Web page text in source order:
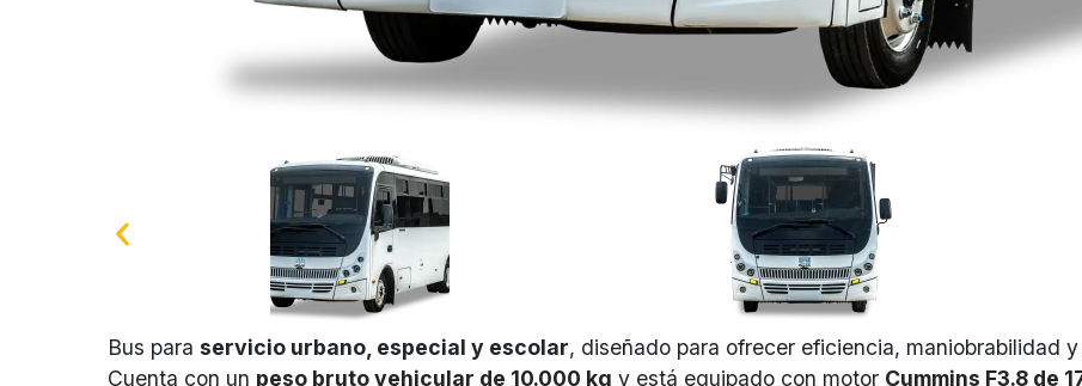
Bus para servicio urbano, especial y escolar, diseñado para ofrecer eficiencia, maniobrabilidad
Cuenta con un peso bruto vehicular de 10.000 kg y está equipado con motor Cummins F3.8 de